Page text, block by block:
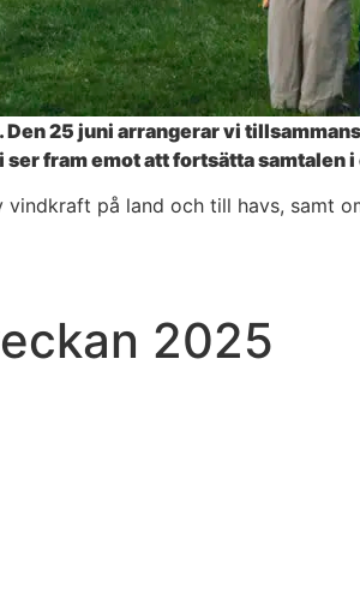
25 juni arrangerar vi
fram emot att fortsätta samtalen
på land och till havs, samt
2025